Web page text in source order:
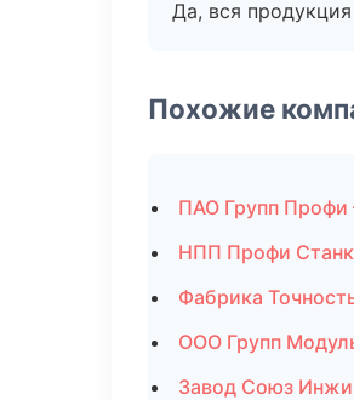
Да, вся
Похожие
ПАО Групп
НПП Профи
Фабрика
ООО Групп
Завод Союз